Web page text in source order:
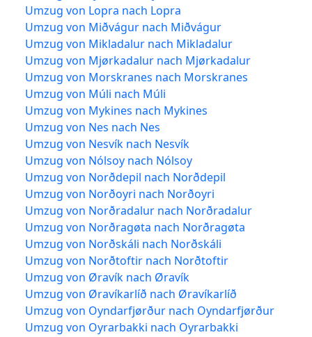
Umzug von Lopra nach Lopra
Umzug von Miðvágur nach Miðvágur
Umzug von Mikladalur nach Mikladalur
Umzug von Mjørkadalur nach Mjørkadalur
Umzug von Morskranes nach Morskranes
Umzug von Múli nach Múli
Umzug von Mykines nach Mykines
Umzug von Nes nach Nes
Umzug von Nesvík nach Nesvík
Umzug von Nólsoy nach Nólsoy
Umzug von Norðdepil nach Norðdepil
Umzug von Norðoyri nach Norðoyri
Umzug von Norðradalur nach Norðradalur
Umzug von Norðragøta nach Norðragøta
Umzug von Norðskáli nach Norðskáli
Umzug von Norðtoftir nach Norðtoftir
Umzug von Øravík nach Øravík
Umzug von Øravíkarlíð nach Øravíkarlíð
Umzug von Oyndarfjørður nach Oyndarfjørður
Umzug von Oyrarbakki nach Oyrarbakki